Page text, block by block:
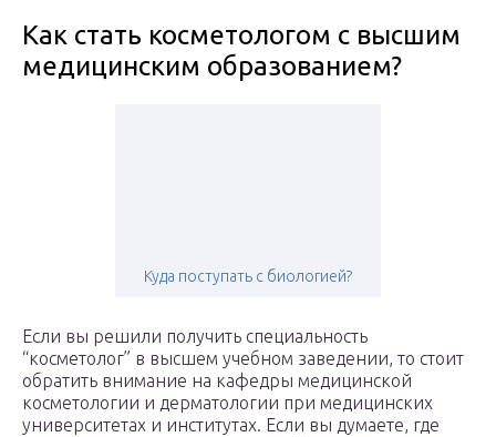
Как стать косметологом с высшим
медицинским образованием?
Куда поступать с биологией?
Если вы решили получить специальность
“косметолог” в высшем учебном заведении, то стоит
обратить внимание на кафедры медицинской
косметологии и дерматологии при медицинских
университетах и институтах. Если вы думаете, где